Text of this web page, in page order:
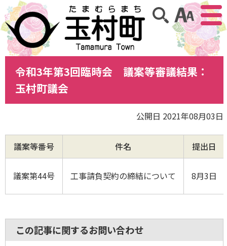
アクセ
サイト内検索
令和3年第3回臨時会 議案等審議結果：
玉村町議会
公開日 2021年08月03日
議案等番号 件名 提出日
議案第44号 工事請負契約の締結について 8月3日
この記事に関するお問い合わせ